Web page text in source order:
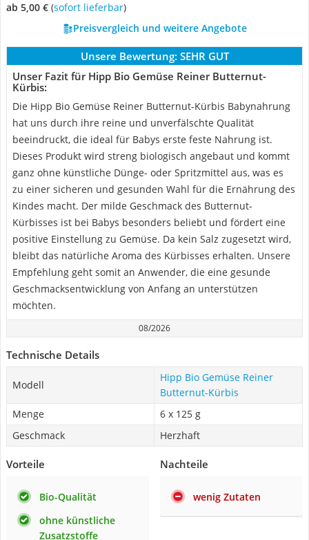
ab 5,00 € ( Sofort lieferbar)
Preisvergleich und weitere Angebote
Unsere Bewertung: SEHR GUT
Unser Fazit für Hipp Bio Gemüse Reiner Butternut-
Kürbis:
Die Hipp Bio Gemüse Reiner Butternut-Kürbis Babynahrung
hat uns durch ihre reine und unverfälschte Qualität
beeindruckt, die ideal für Babys erste feste Nahrung ist.
Dieses Produkt wird streng biologisch angebaut und kommt
ganz ohne künstliche Dünge- oder Spritzmittel aus, was es
zu einer sicheren und gesunden Wahl für die Ernährung des
Kindes macht. Der milde Geschmack des Butternut-
Kürbisses ist bei Babys besonders beliebt und fördert eine
positive Einstellung zu Gemüse. Da kein Salz zugesetzt wird,
bleibt das natürliche Aroma des Kürbisses erhalten. Unsere
Empfehlung geht somit an Anwender, die eine gesunde
Geschmacksentwicklung von Anfang an unterstützen
möchten.
08/2026
Technische Details
Modell
Hipp Bio Gemüse Reiner
Butternut-Kürbis
Menge
6 x 125 g
Geschmack
Herzhaft
Vorteile
Bio-Qualität
ohne künstliche
Zusatzstoffe
Nachteile
wenig Zutaten